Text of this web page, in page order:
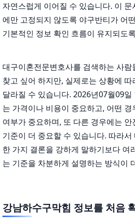
자연스럽게 이어질 수 있습니다. 이
에만 고정되지 않도록 야구반티가 어
기본적인 정보 확인 흐름이 유지되도
대구이혼전문변호사를 검색하는 사
찾고 싶어 하지만, 실제로는 상황에
달라질 수 있습니다. 2026년07월09
는 가격이나 비용이 중요하고, 어떤
여부가 중요하며, 또 다른 경우에는
기준이 더 중요할 수 있습니다. 따라
한 가지 결론을 강하게 말하기보다 여
는 기준을 차분하게 설명하는 방식이
강남하수구막힘 정보를 처음